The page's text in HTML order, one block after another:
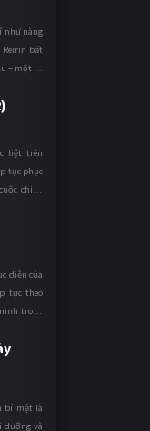
như nàng
bất
– một kẻ
liệt trên
tục phục
chiến
diện của
tục theo
trong
bí mật là
dưỡng và